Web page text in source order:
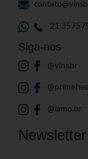
21
Siga-nos
@yinsbr
@iamo.br
Newsletter